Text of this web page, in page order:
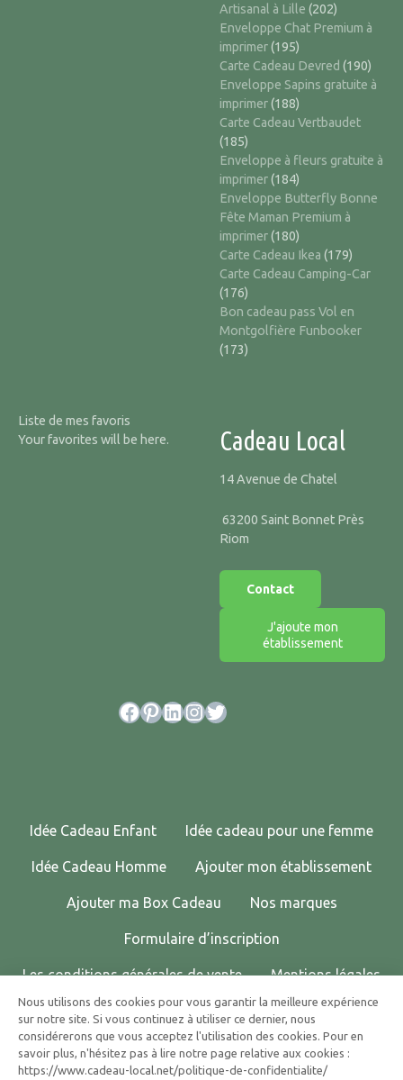
Artisanal à Lille (202)
Enveloppe Chat Premium à
imprimer(195)
Carte Cadeau Devred (190)
Enveloppe Sapins gratuite à
imprimer(188)
Carte Cadeau Vertbaudet
(185)
Enveloppe à fleurs gratuite à
imprimer(184)
Enveloppe Butterfly Bonne
Fête Maman Premium à
imprimer(180)
Carte Cadeau Ikea (179)
Carte Cadeau Camping-Car
(176)
Bon cadeau pass Vol en
Montgolfière Funbooker
(173)
Liste de mes favoris
Your favorites will be here.
Cadeau Local
14 Avenue de Chatel
63200 Saint Bonnet Près
Riom
Contact
J'ajoute mon
établissement
Facebook Pinterest LinkedIn InstagramTwitter
Idée Cadeau Enfant Idée cadeau pour une femme
Idée Cadeau Homme Ajouter mon établissement
Ajouter ma Box Cadeau Nos marques
Formulaire d’inscription
Les conditions générales de vente Mentions légales
Politique de confidentialité Contactez-nous !
© 2025 CADEAU LOCAL TOUS DROITS RÉSERVÉS.
Nous utilisons des cookies pour vous garantir la meilleure expérience
sur notre site. Si vous continuez à utiliser ce dernier, nous
considérerons que vous acceptez l'utilisation des cookies. Pour en
savoir plus, n'hésitez pas à lire notre page relative aux cookies :
https://www.cadeau-local.net/politique-de-confidentialite/